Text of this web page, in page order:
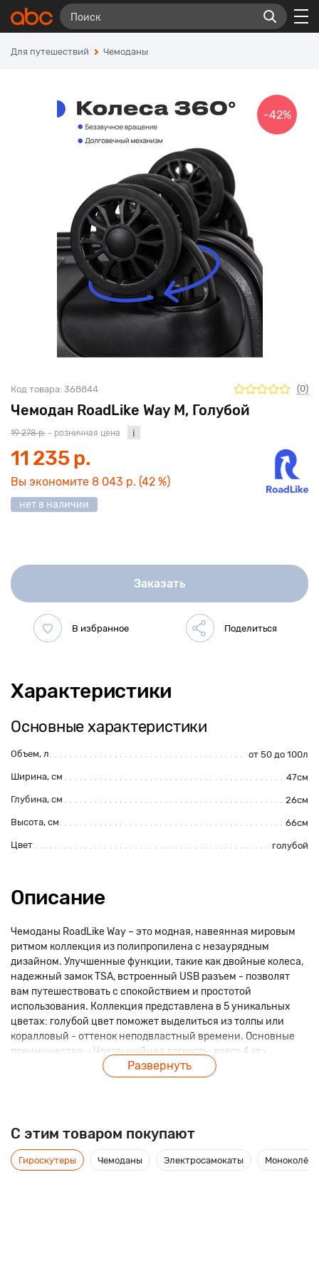
Для путешествий Чемоданы
Чемодан RoadLike Way M, Голубой
Код товара: 368844 (0)
-42%
19 278 р. - розничная цена
11 235 р.
Вы экономите 8 043 р. (42 %)
нет в наличии
Заказать
Характеристики
Основные характеристики
Объем, л от 50 до 100л
Ширина, см 47см
Глубина, см 26см
Высота, см 66см
Цвет голубой
Описание
Чемоданы RoadLike Way – это модная, навеянная мировым
ритмом коллекция из полипропилена с незаурядным
дизайном. Улучшенные функции, такие как двойные колеса,
надежный замок TSA, встроенный USB разъем - позволят
вам путешествовать с спокойствием и простотой
использования. Коллекция представлена в 5 уникальных
цветах: голубой цвет поможет выделиться из толпы или
коралловый - оттенок неподвластный времени. Основные
преимущества: • Чрезвычайная легкость: всего 4 кг •
Изготовлен из прочного полипропилена • Молния с
водоотталкивающим покрытием • Встроенный кодовый
колеса, вращающиеся на 360 ° в нескольких направлениях
для легкого скольжения по неровной поверхности •
Встроенный USB – порт • Удобная, телескопическая
выдвижная ручка • Верхняя и боковая ручка хвата для
Развернуть
C этим товаром покупают
Гироскутеры Чемоданы Электросамокаты Моноколёса